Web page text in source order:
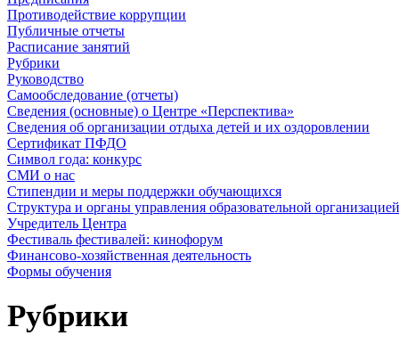
Противодействие коррупции
Публичные отчеты
Расписание занятий
Рубрики
Руководство
Самообследование (отчеты)
Сведения (основные) о Центре «Перспектива»
Сведения об организации отдыха детей и их оздоровлении
Сертификат ПФДО
Символ года: конкурс
СМИ о нас
Стипендии и меры поддержки обучающихся
Структура и органы управления образовательной организацией
Учредитель Центра
Фестиваль фестивалей: кинофорум
Финансово-хозяйственная деятельность
Формы обучения
Рубрики